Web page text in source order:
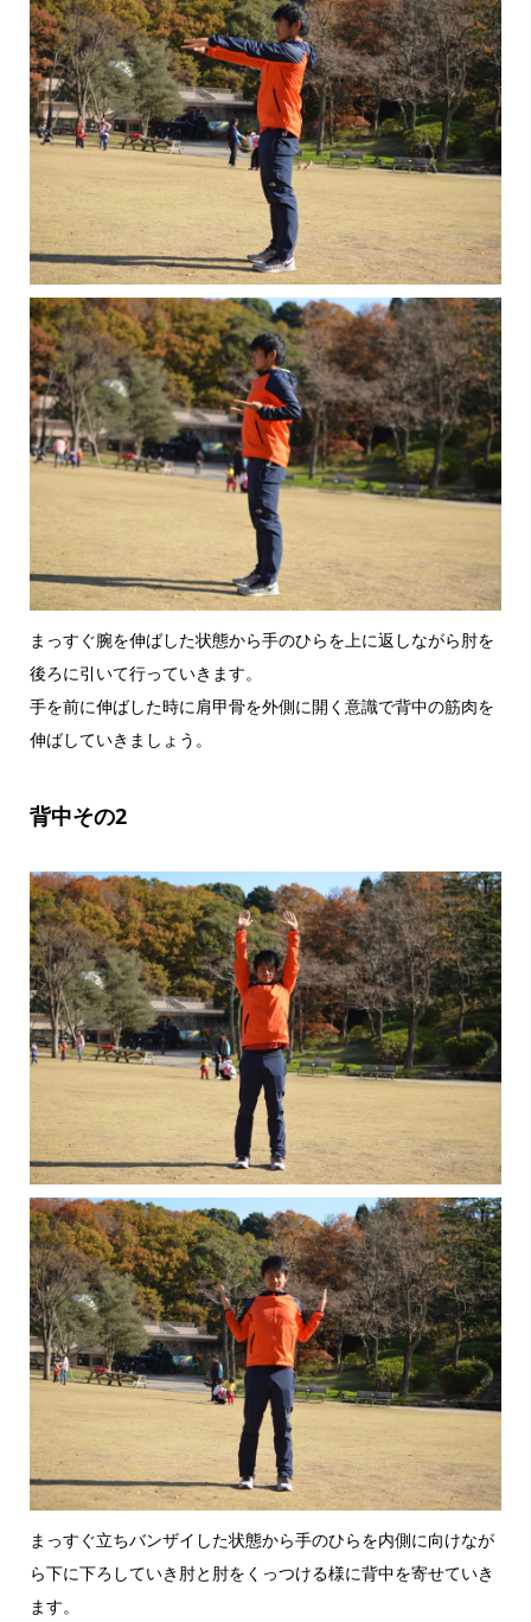
まっすぐ腕を伸ばした状態から手のひらを上に返しながら肘を
後ろに引いて行っていきます。
手を前に伸ばした時に肩甲骨を外側に開く意識で背中の筋肉を
伸ばしていきましょう。
背中その2
まっすぐ立ちバンザイした状態から手のひらを内側に向けなが
ら下に下ろしていき肘と肘をくっつける様に背中を寄せていき
ます。